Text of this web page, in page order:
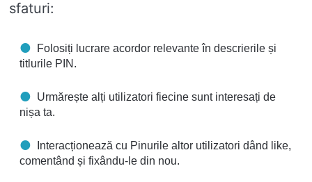
sfaturi:
Folosiți lucrare acordor relevante în descrierile și
titlurile PIN.
Urmărește alți utilizatori fiecine sunt interesați de
nișa ta.
Interacționează cu Pinurile altor utilizatori dând like,
comentând și fixându-le din nou.